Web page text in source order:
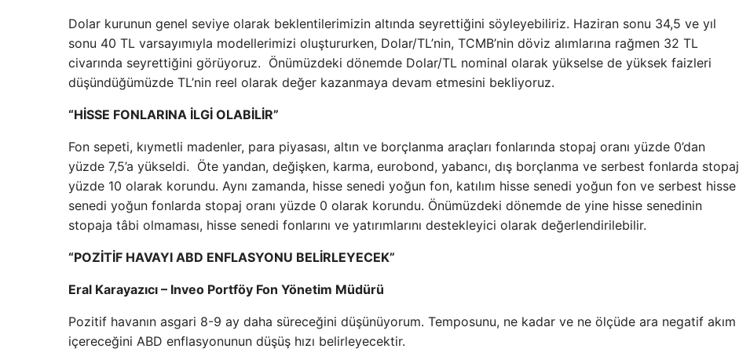
Dolar kurunun genel seviye olarak beklentilerimizin altında seyrettiğini söyleyebiliriz. Haziran sonu 34,5 ve yıl
sonu 40 TL varsayımıyla modellerimizi oluştururken, Dolar/TL’nin, TCMB’nin döviz alımlarına rağmen 32 TL
civarında seyrettiğini görüyoruz. Önümüzdeki dönemde Dolar/TL nominal olarak yükselse de yüksek faizleri
düşündüğümüzde TL’nin reel olarak değer kazanmaya devam etmesini bekliyoruz.
“HİSSE FONLARINA İLGİ OLABİLİR”
Fon sepeti, kıymetli madenler, para piyasası, altın ve borçlanma araçları fonlarında stopaj oranı yüzde 0’dan
yüzde 7,5’a yükseldi. Öte yandan, değişken, karma, eurobond, yabancı, dış borçlanma ve serbest fonlarda stopaj
yüzde 10 olarak korundu. Aynı zamanda, hisse senedi yoğun fon, katılım hisse senedi yoğun fon ve serbest hisse
senedi yoğun fonlarda stopaj oranı yüzde 0 olarak korundu. Önümüzdeki dönemde de yine hisse senedinin
stopaja tâbi olmaması, hisse senedi fonlarını ve yatırımlarını destekleyici olarak değerlendirilebilir.
“POZİTİF HAVAYI ABD ENFLASYONU BELİRLEYECEK”
Eral Karayazıcı – Inveo Portföy Fon Yönetim Müdürü
Pozitif havanın asgari 8-9 ay daha süreceğini düşünüyorum. Temposunu, ne kadar ve ne ölçüde ara negatif akım
içereceğini ABD enflasyonunun düşüş hızı belirleyecektir.